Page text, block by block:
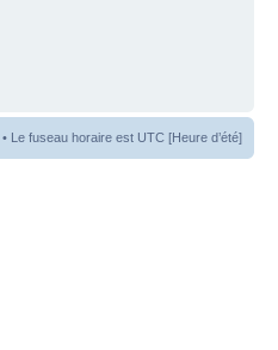
• Le fuseau horaire est UTC [Heure d’été]